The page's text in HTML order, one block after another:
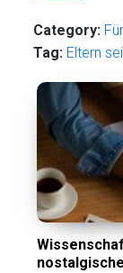
Category:
Tag: Eltern